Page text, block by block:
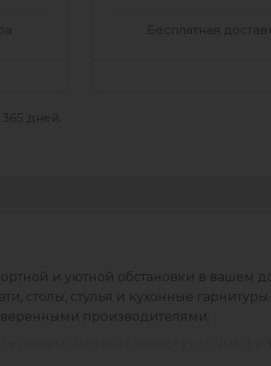
Бесплатная
дней.
и уютной обстановки в вашем
столы, стулья и кухонные
производителями.